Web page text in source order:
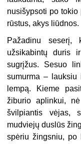
nusišypsoti po
rūstus, akys liūdnos.
Pažadinu seserį,
užsikabintų duris
sugrįžus. Sesuo
sumurma – lauksiu
lempą. Kieme
žiburio aplinkui,
švilpiantis vėjas,
mudviejų duslūs
spėriu žingsniu, po